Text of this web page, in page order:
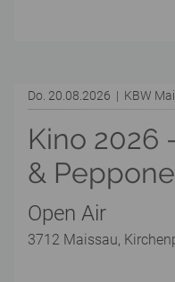
Do. 20.08.2026 | KBW
Kino 2026
& Peppone
Open Air
3712 Maissau,